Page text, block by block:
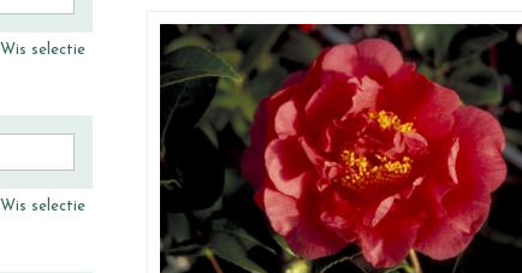
Wis selectie
Wis selectie